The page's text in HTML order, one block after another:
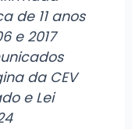
de 11 anos
e 2017
da CEV
e Lei